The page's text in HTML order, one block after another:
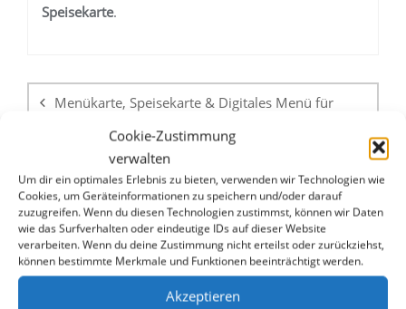
Cookie-Zustimmung
verwalten
Um dir ein optimales Erlebnis zu bieten, verwenden wir Technologien wie
Cookies, um Geräteinformationen zu speichern und/oder darauf
zuzugreifen. Wenn du diesen Technologien zustimmst, können wir Daten
wie das Surfverhalten oder eindeutige IDs auf dieser Website
verarbeiten. Wenn du deine Zustimmung nicht erteilst oder zurückziehst,
können bestimmte Merkmale und Funktionen beeinträchtigt werden.
Akzeptieren
Speisekarte.
Menükarte, Speisekarte & Digitales Menü für
Menükarte, Speisekarte & Digitales Menü für
Restaurants in Kasse günstig erstellen lassen